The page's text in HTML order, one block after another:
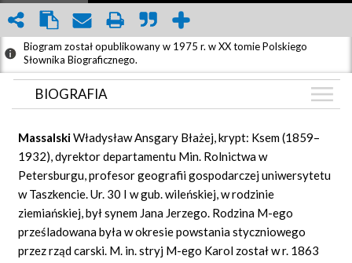
Biogram został opublikowany w 1975 r. w XX tomie Polskiego
Słownika Biograficznego.
BIOGRAFIA
GRAF POWIĄZAŃ
DYSKUSJA
Mapa
MassalskiWładysław Ansgary Błażej, krypt: Ksem (1859–
1932), dyrektor departamentu Min. Rolnictwa w
Petersburgu, profesor geografii gospodarczej uniwersytetu
w Taszkencie. Ur. 30 I w gub. wileńskiej, w rodzinie
ziemiańskiej, był synem Jana Jerzego. Rodzina M-ego
prześladowana była w okresie powstania styczniowego
przez rząd carski. M. in.stryj M-ego Karol został w r. 1863